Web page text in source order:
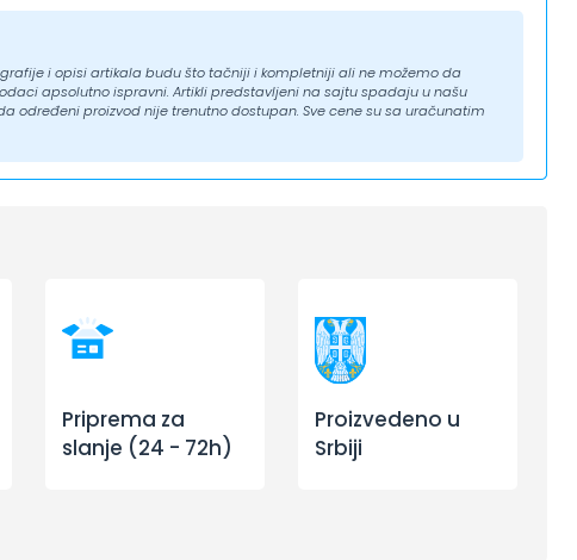
i opisi artikala budu što tačniji i kompletniji ali ne možemo da
apsolutno ispravni. Artikli predstavljeni na sajtu spadaju u našu
određeni proizvod nije trenutno dostupan. Sve cene su sa uračunatim
Priprema za
slanje (24 - 72h)
Proizvedeno u
Srbiji